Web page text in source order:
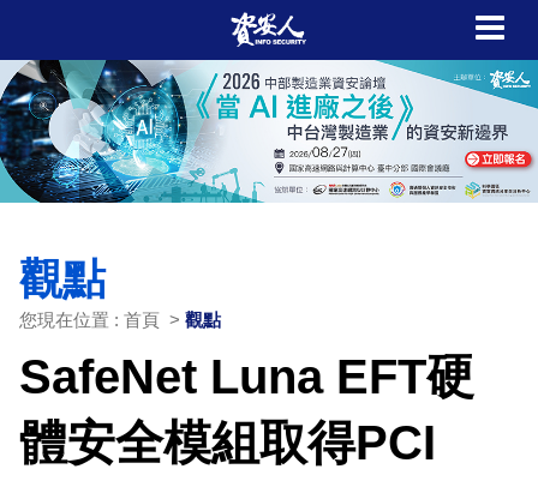
觀點
您現在位置 : 首頁 > 觀點
SafeNet Luna EFT硬
體安全模組取得PCI